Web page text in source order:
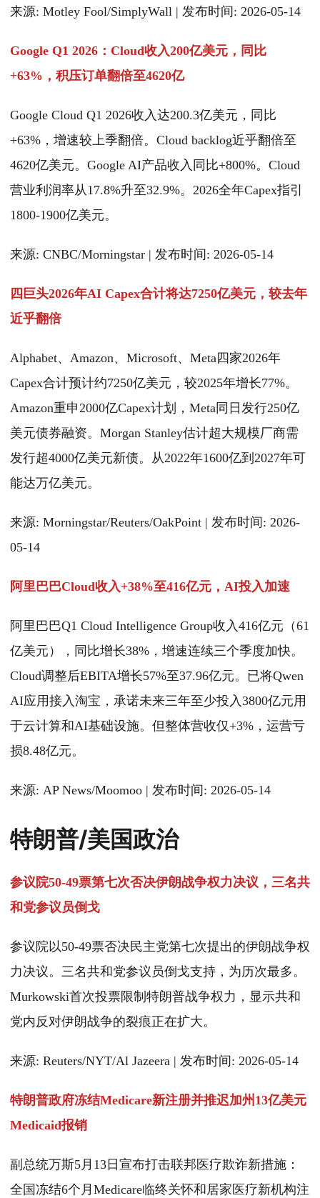
来源: Motley Fool/SimplyWall | 发布时间: 2026-05-14
Google Q1 2026：Cloud收入200亿美元，同比
+63%，积压订单翻倍至4620亿
Google Cloud Q1 2026收入达200.3亿美元，同比
+63%，增速较上季翻倍。Cloud backlog近乎翻倍至
4620亿美元。Google AI产品收入同比+800%。Cloud
营业利润率从17.8%升至32.9%。2026全年Capex指引
1800-1900亿美元。
来源: CNBC/Morningstar | 发布时间: 2026-05-14
四巨头2026年AI Capex合计将达7250亿美元，较去年
近乎翻倍
Alphabet、Amazon、Microsoft、Meta四家2026年
Capex合计预计约7250亿美元，较2025年增长77%。
Amazon重申2000亿Capex计划，Meta同日发行250亿
美元债券融资。Morgan Stanley估计超大规模厂商需
发行超4000亿美元新债。从2022年1600亿到2027年可
能达万亿美元。
来源: Morningstar/Reuters/OakPoint | 发布时间: 2026-
05-14
阿里巴巴Cloud收入+38%至416亿元，AI投入加速
阿里巴巴Q1 Cloud Intelligence Group收入416亿元（61
亿美元），同比增长38%，增速连续三个季度加快。
Cloud调整后EBITA增长57%至37.96亿元。已将Qwen
AI应用接入淘宝，承诺未来三年至少投入3800亿元用
于云计算和AI基础设施。但整体营收仅+3%，运营亏
损8.48亿元。
来源: AP News/Moomoo | 发布时间: 2026-05-14
特朗普/美国政治
参议院50-49票第七次否决伊朗战争权力决议，三名共
和党参议员倒戈
参议院以50-49票否决民主党第七次提出的伊朗战争权
力决议。三名共和党参议员倒戈支持，为历次最多。
Murkowski首次投票限制特朗普战争权力，显示共和
党内反对伊朗战争的裂痕正在扩大。
来源: Reuters/NYT/Al Jazeera | 发布时间: 2026-05-14
特朗普政府冻结Medicare新注册并推迟加州13亿美元
Medicaid报销
副总统万斯5月13日宣布打击联邦医疗欺诈新措施：
全国冻结6个月Medicare临终关怀和居家医疗新机构注